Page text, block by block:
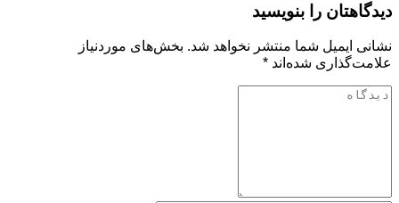
دیدگاهتان را بنویسید
نشانی ایمیل شما منتشر نخواهد شد. بخش‌های موردنیاز
علامت‌گذاری شده‌اند *